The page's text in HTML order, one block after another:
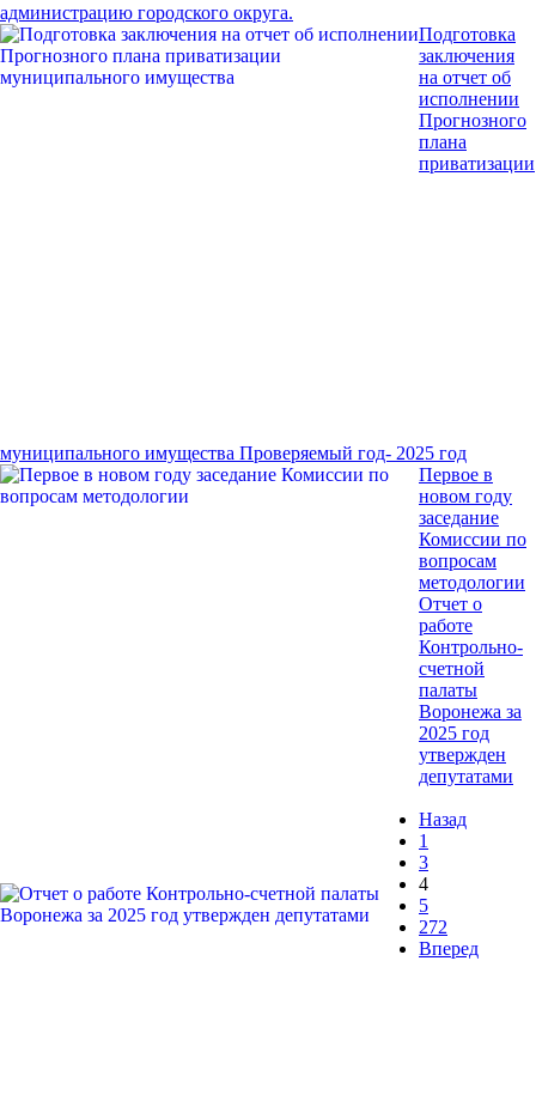
администрацию городского округа.
Подготовка
заключения
на отчет об
исполнении
Прогнозного
плана
приватизации
муниципального имущества Проверяемый год- 2025 год
Первое в
новом году
заседание
Комиссии по
вопросам
методологии
Отчет о
работе
Контрольно-
счетной
палаты
Воронежа за
2025 год
утвержден
депутатами
Назад
1
3
4
5
272
Вперед